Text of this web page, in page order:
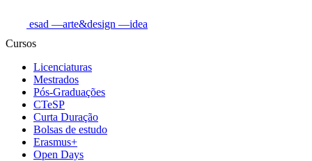
esad —arte&design —idea
Cursos
Licenciaturas
Mestrados
Pós-Graduações
CTeSP
Curta Duração
Bolsas de estudo
Erasmus+
Open Days